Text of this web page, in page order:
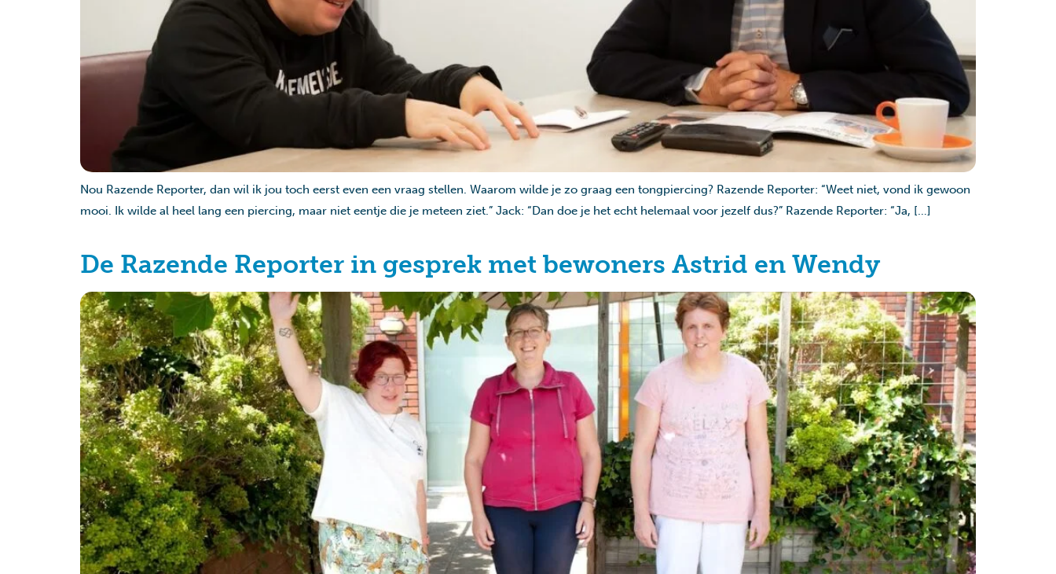
Nou Razende Reporter, dan wil ik jou toch eerst even een vraag stellen. Waarom wilde je zo graag een tongpiercing? Razende Reporter: “Weet niet, vond ik gewoon
mooi. Ik wilde al heel lang een piercing, maar niet eentje die je meteen ziet.” Jack: “Dan doe je het echt helemaal voor jezelf dus?” Razende Reporter: “Ja, […]
De Razende Reporter in gesprek met bewoners Astrid en Wendy